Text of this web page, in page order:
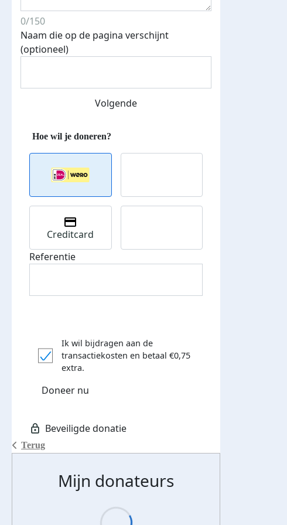
0/150
Naam die op de pagina verschijnt
(optioneel)
Volgende
Terug
Creditcard
Referentie
Ik wil bijdragen aan de
transactiekosten en betaal €0,75
extra.
Doneer nu
Mijn donateurs